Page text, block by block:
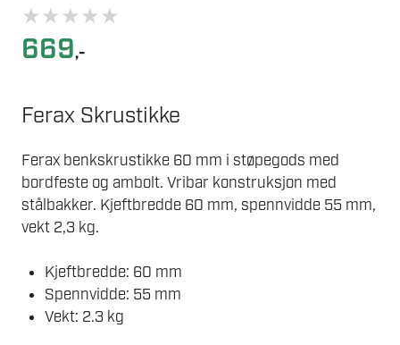
★★★★★
669,-
Ferax Skrustikke
Ferax benkskrustikke 60 mm i støpegods med
bordfeste og ambolt. Vribar konstruksjon med
stålbakker. Kjeftbredde 60 mm, spennvidde 55 mm,
vekt 2,3 kg.
Kjeftbredde: 60 mm
Spennvidde: 55 mm
Vekt: 2.3 kg